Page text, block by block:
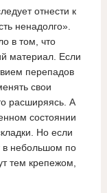
отнести к
ненадолго».
в том, что
материал. Если
перепадов
свои
расширяясь. А
состоянии
Но если
в небольшом по
тем крепежом,